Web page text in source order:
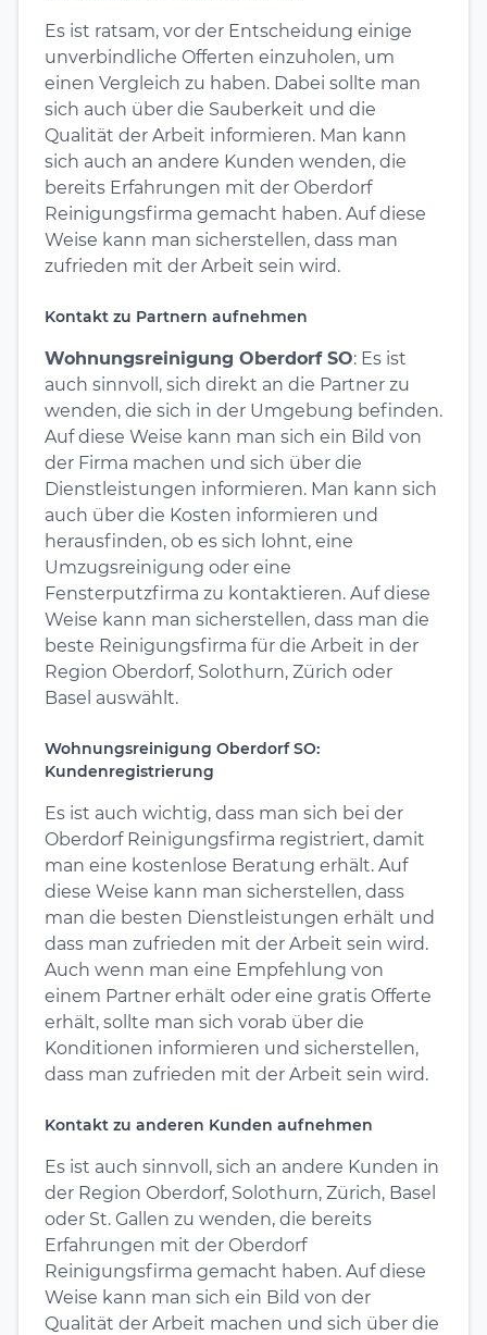
Es ist ratsam, vor der Entscheidung einige
unverbindliche Offerten einzuholen, um
einen Vergleich zu haben. Dabei sollte man
sich auch über die Sauberkeit und die
Qualität der Arbeit informieren. Man kann
sich auch an andere Kunden wenden, die
bereits Erfahrungen mit der Oberdorf
Reinigungsfirma gemacht haben. Auf diese
Weise kann man sicherstellen, dass man
zufrieden mit der Arbeit sein wird.
Kontakt zu Partnern aufnehmen
Wohnungsreinigung Oberdorf SO: Es ist
auch sinnvoll, sich direkt an die Partner zu
wenden, die sich in der Umgebung befinden.
Auf diese Weise kann man sich ein Bild von
der Firma machen und sich über die
Dienstleistungen informieren. Man kann sich
auch über die Kosten informieren und
herausfinden, ob es sich lohnt, eine
Umzugsreinigung oder eine
Fensterputzfirma zu kontaktieren. Auf diese
Weise kann man sicherstellen, dass man die
beste Reinigungsfirma für die Arbeit in der
Region Oberdorf, Solothurn, Zürich oder
Basel auswählt.
Wohnungsreinigung Oberdorf SO:
Kundenregistrierung
Es ist auch wichtig, dass man sich bei der
Oberdorf Reinigungsfirma registriert, damit
man eine kostenlose Beratung erhält. Auf
diese Weise kann man sicherstellen, dass
man die besten Dienstleistungen erhält und
dass man zufrieden mit der Arbeit sein wird.
Auch wenn man eine Empfehlung von
einem Partner erhält oder eine gratis Offerte
erhält, sollte man sich vorab über die
Konditionen informieren und sicherstellen,
dass man zufrieden mit der Arbeit sein wird.
Kontakt zu anderen Kunden aufnehmen
Es ist auch sinnvoll, sich an andere Kunden in
der Region Oberdorf, Solothurn, Zürich, Basel
oder St. Gallen zu wenden, die bereits
Erfahrungen mit der Oberdorf
Reinigungsfirma gemacht haben. Auf diese
Weise kann man sich ein Bild von der
Qualität der Arbeit machen und sich über die